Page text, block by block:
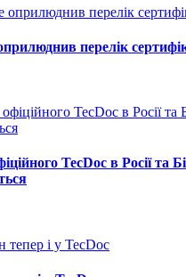
перелік
TecDoc в Росії та